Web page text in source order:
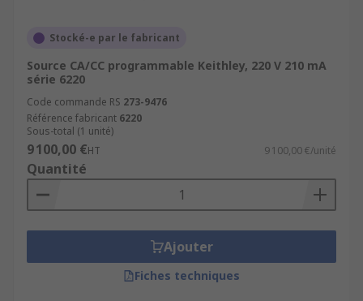
Stocké-e par le fabricant
Source CA/CC programmable Keithley, 220 V 210 mA
série 6220
Code commande RS 273-9476
Référence fabricant 6220
Sous-total (1 unité)
9 100,00 €HT 9 100,00 €/unité
Quantité
Ajouter
Fiches techniques